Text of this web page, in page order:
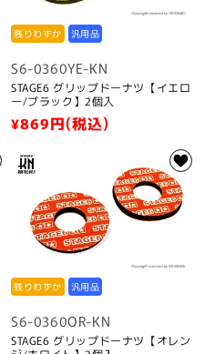
残りわずか 汎用品
S6-0360YE-KN
STAGE6 グリップドーナツ【イエロ
ー/ブラック】2個入
通
価
¥869円(税込)
残りわずか 汎用品
S6-0360OR-KN
STAGE6 グリップドーナツ【オレン